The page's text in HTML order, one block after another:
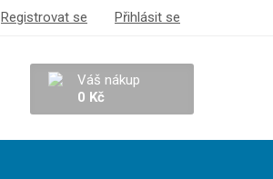
Registrovat se Přihlásit se
Váš nákup
0 Kč